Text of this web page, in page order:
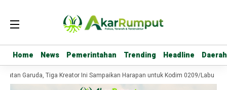
Home News Pemerintahan Trending Headline Daerah
Home News Pemerintahan Trending Headline Daerah
Garuda, Tiga Kreator Ini Sampaikan Harapan untuk Kodim 0209/